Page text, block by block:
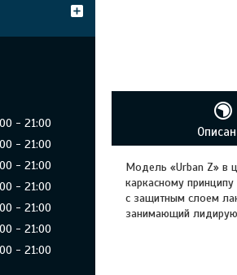
Модель «Urban Z» в
каркасному
с защитным слоем
занимающий
21:00
21:00
21:00
21:00
21:00
21:00
21:00